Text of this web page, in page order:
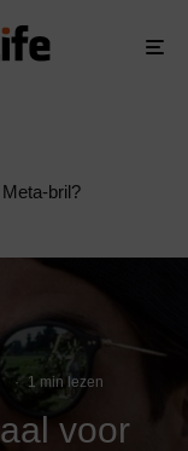
bril?
· 1 min lezen
voor